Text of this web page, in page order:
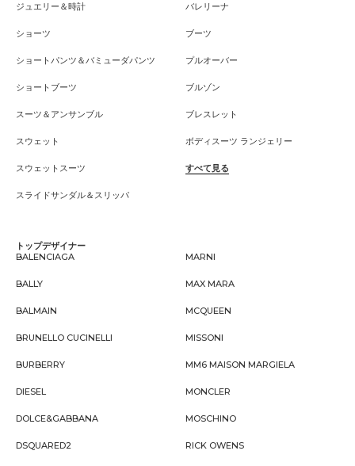
ジュエリー＆時計
ショーツ
ショートパンツ＆バミューダパンツ
ショートブーツ
スーツ＆アンサンブル
スウェット
スウェットスーツ
スライドサンダル＆スリッパ
バレリーナ
ブーツ
プルオーバー
ブルゾン
ブレスレット
ボディスーツ ランジェリー
すべて見る
トップデザイナー
BALENCIAGA
BALLY
BALMAIN
BRUNELLO CUCINELLI
BURBERRY
DIESEL
DOLCE&GABBANA
DSQUARED2
MARNI
MAX MARA
MCQUEEN
MISSONI
MM6 MAISON MARGIELA
MONCLER
MOSCHINO
RICK OWENS